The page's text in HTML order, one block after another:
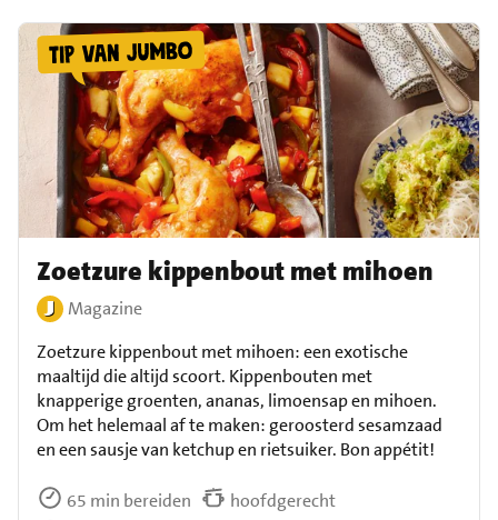
Zoetzure kippenbout met mihoen
Magazine
Zoetzure kippenbout met mihoen: een exotische
maaltijd die altijd scoort. Kippenbouten met
knapperige groenten, ananas, limoensap en mihoen.
Om het helemaal af te maken: geroosterd sesamzaad
en een sausje van ketchup en rietsuiker. Bon appétit!
65 min bereiden
hoofdgerecht